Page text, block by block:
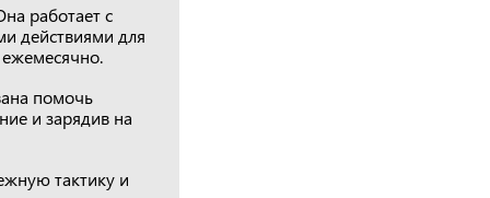
работает с
действиями для
помочь
и зарядив на
тактику и